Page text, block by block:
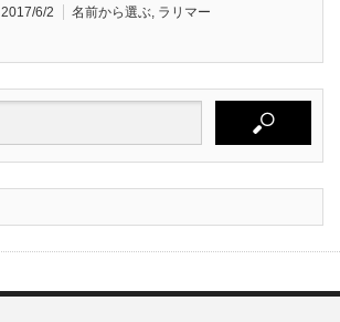
2017/6/2 名前から選ぶ, ラリマー